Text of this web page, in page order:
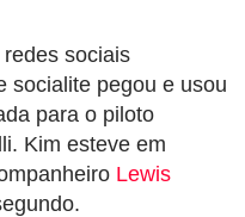
sociais
socialite pegou e usou
para o piloto
Kim esteve em
Lewis